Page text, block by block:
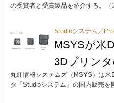
の受賞者と受賞製品を紹介する。
Studioシステム／
MSYSが米
3Dプリン
丸紅情報システムズ（MSYS）は
タ「Studioシステム」の国内販売を